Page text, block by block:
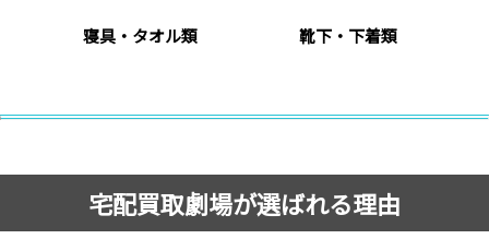
寝具・タオル類 靴下・下着類
宅配買取劇場が選ばれる理由